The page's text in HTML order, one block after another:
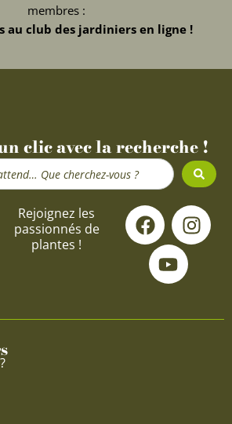
membres :
au club des jardiniers en ligne !
clic avec la recherche !
Rejoignez les
passionnés de
plantes !
F
a
c
e
o
I
n
s
g
Y
o
u
t
u
b